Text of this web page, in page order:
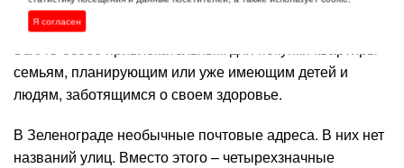
экологическую обстановку. Это обстоятельство делает
ЗелАО особо привлекательным для покупки квартиры
семьям, планирующим или уже имеющим детей и
людям, заботящимся о своем здоровье.
В Зеленограде необычные почтовые адреса. В них нет
названий улиц. Вместо этого – четырехзначные
Я согласен